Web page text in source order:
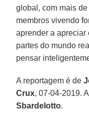
global, com mais
membros vivendo
aprender a apreciar
partes do mundo
pensar
A reportagem é de
Crux, 07-04-2019.
Sbardelotto.